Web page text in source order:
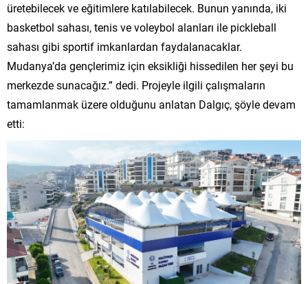
üretebilecek ve eğitimlere katılabilecek. Bunun yanında, iki
basketbol sahası, tenis ve voleybol alanları ile pickleball
sahası gibi sportif imkanlardan faydalanacaklar.
Mudanya’da gençlerimiz için eksikliği hissedilen her şeyi bu
merkezde sunacağız.” dedi. Projeyle ilgili çalışmaların
tamamlanmak üzere olduğunu anlatan Dalgıç, şöyle devam
etti: